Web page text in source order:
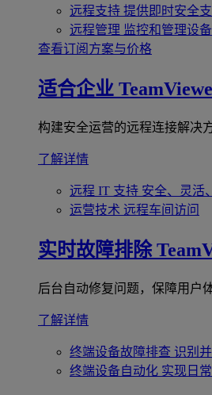
远程支持 提供即时安全
远程管理 监控和管理设备
查看订阅方案与价格
适合企业
构建安全运营的远程连接解决方
了解详情
远程 IT 支持 安全、灵活
运营技术 远程车间访问
实时故障排除
后台自动修复问题，保障用户体
了解详情
终端设备故障排查 识别
终端设备自动化 实现日